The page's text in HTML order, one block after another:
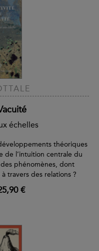
échelles
théoriques
de l’intuition centrale du
phénomènes, dont
travers des relations ?
€